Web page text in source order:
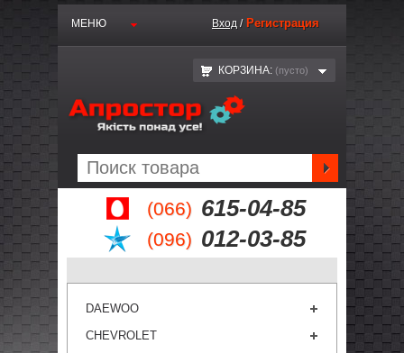
(066) 615-04-85
(096) 012-03-85
МЕНЮ Вход / Регистрация
КОРЗИНА: (пустo)
DAEWOO
CHEVROLET